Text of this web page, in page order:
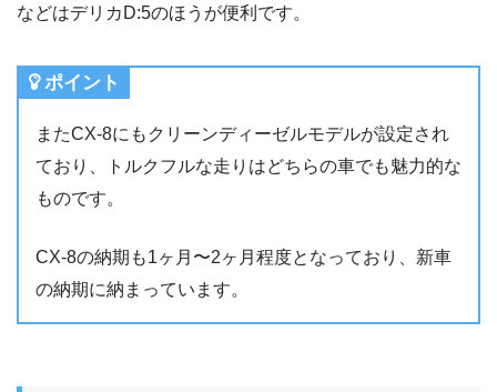
などはデリカD:5のほうが便利です。
ポイント
またCX-8にもクリーンディーゼルモデルが設定され
ており、トルクフルな走りはどちらの車でも魅力的な
ものです。
CX-8の納期も1ヶ月〜2ヶ月程度となっており、新車
の納期に納まっています。